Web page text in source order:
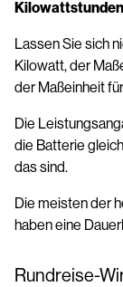
Lassen Sie sich
Kilowatt, der
der Maßeinheit
Die
die Batterie
das sind.
Die meisten der
haben eine
Rundreise-